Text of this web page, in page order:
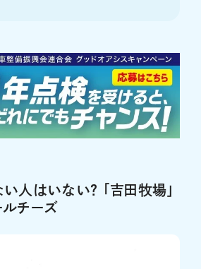
人はいない？ 「吉田牧場」
チーズ